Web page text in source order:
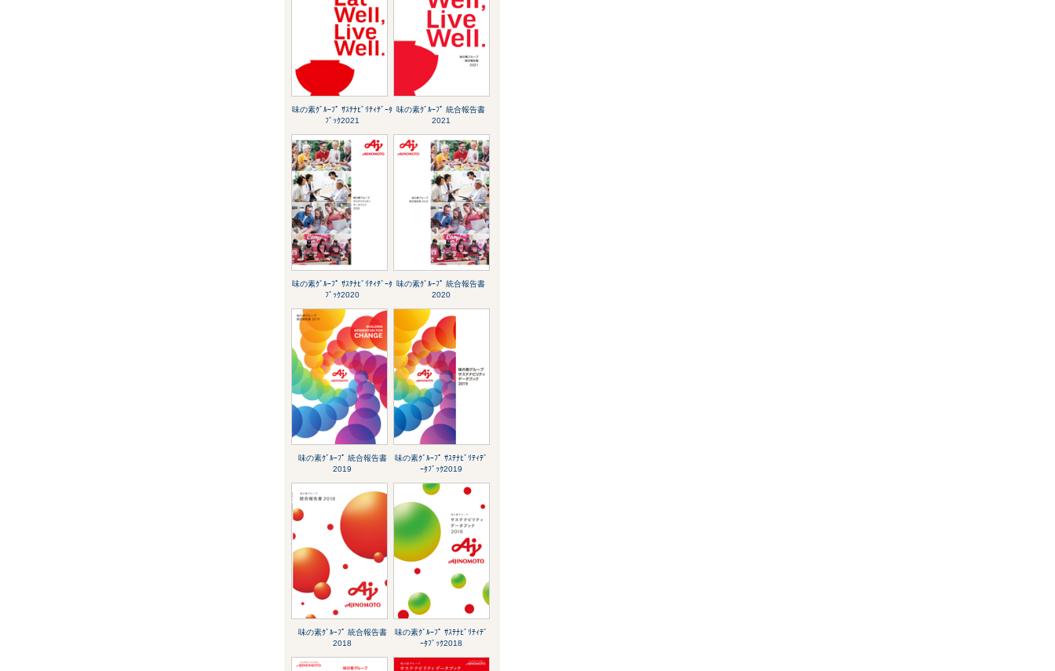
味の素ｸﾞﾙｰﾌﾟ ｻｽﾃﾅﾋﾞﾘﾃｨﾃﾞｰﾀ
ﾌﾞｯｸ2021
味の素ｸﾞﾙｰﾌﾟ 統合報告書
2021
味の素ｸﾞﾙｰﾌﾟ ｻｽﾃﾅﾋﾞﾘﾃｨﾃﾞｰﾀ
ﾌﾞｯｸ2020
味の素ｸﾞﾙｰﾌﾟ 統合報告書
2020
味の素ｸﾞﾙｰﾌﾟ 統合報告書
2019
味の素ｸﾞﾙｰﾌﾟ ｻｽﾃﾅﾋﾞﾘﾃｨﾃﾞ
ｰﾀﾌﾞｯｸ2019
味の素ｸﾞﾙｰﾌﾟ 統合報告書
2018
味の素ｸﾞﾙｰﾌﾟ ｻｽﾃﾅﾋﾞﾘﾃｨﾃﾞ
ｰﾀﾌﾞｯｸ2018